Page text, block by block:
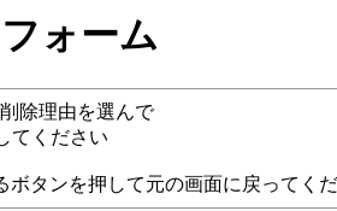
ォーム
除理由を選んで
てください
ボタンを押して元の画面に戻ってく